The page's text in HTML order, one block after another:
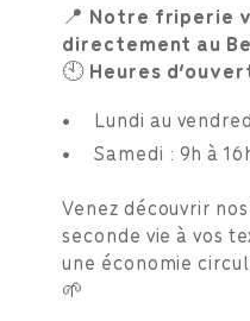
📍 Notre friperie
directement au
🕙 Heures
Lundi au
Samedi : 9h à
Venez découvrir
seconde vie à vos
une économie
🌱